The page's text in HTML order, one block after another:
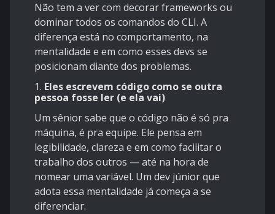
Não tem a ver com decorar frameworks ou
dominar todos os comandos do CLI. A
diferença está no comportamento, na
mentalidade e em como esses devs se
posicionam diante dos problemas.
1. Eles escrevem código como se outra
pessoa fosse ler (e ela vai)
Um sênior sabe que o código não é só pra
máquina, é pra equipe. Ele pensa em
legibilidade, clareza e em como facilitar o
trabalho dos outros — até na hora de
nomear uma variável. Um dev júnior que
adota essa mentalidade já começa a se
diferenciar.